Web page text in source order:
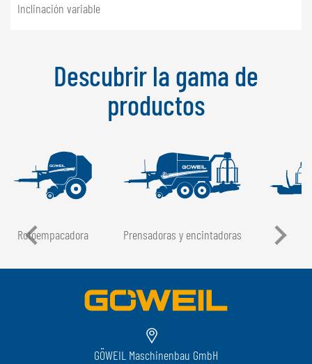
Inclinación variable
Descubrir la gama de
productos
Rotoempacadora Prensadoras y encintadoras
GÖWEIL Maschinenbau GmbH